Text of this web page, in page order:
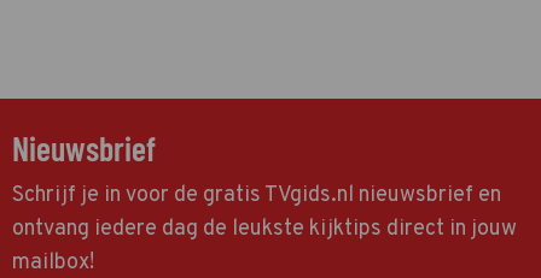
Nieuwsbrief
Schrijf je in voor de gratis TVgids.nl nieuwsbrief en
ontvang iedere dag de leukste kijktips direct in jouw
mailbox!